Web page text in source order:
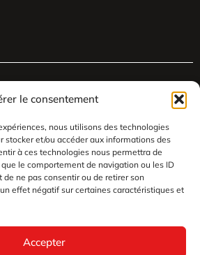
le consentement
nous utilisons des technologies
stocker et/ou accéder aux informations des
à ces technologies nous permettra de
le comportement de navigation ou les ID
de ne pas consentir ou de retirer son
effet négatif sur certaines caractéristiques et
Accepter